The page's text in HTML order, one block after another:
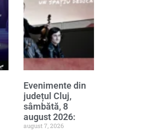
Evenimente din
județul Cluj,
sâmbătă, 8
august 2026:
august 7, 2026